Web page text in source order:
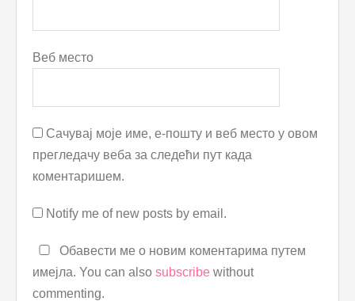
Веб место
Сачувај моје име, е-пошту и веб место у овом
прегледачу веба за следећи пут када
коментаришем.
Notify me of new posts by email.
Обавести ме о новим коментарима путем
имејла. You can also subscribe without
commenting.